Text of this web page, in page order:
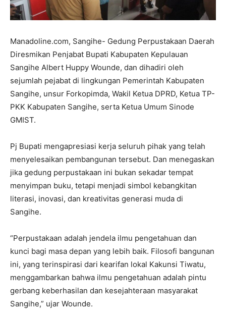
Manadoline.com, Sangihe- Gedung Perpustakaan Daerah
Diresmikan Penjabat Bupati Kabupaten Kepulauan
Sangihe Albert Huppy Wounde, dan dihadiri oleh
sejumlah pejabat di lingkungan Pemerintah Kabupaten
Sangihe, unsur Forkopimda, Wakil Ketua DPRD, Ketua TP-
PKK Kabupaten Sangihe, serta Ketua Umum Sinode
GMIST.
Pj Bupati mengapresiasi kerja seluruh pihak yang telah
menyelesaikan pembangunan tersebut. Dan menegaskan
jika gedung perpustakaan ini bukan sekadar tempat
menyimpan buku, tetapi menjadi simbol kebangkitan
literasi, inovasi, dan kreativitas generasi muda di
Sangihe.
“Perpustakaan adalah jendela ilmu pengetahuan dan
kunci bagi masa depan yang lebih baik. Filosofi bangunan
ini, yang terinspirasi dari kearifan lokal Kakunsi Tiwatu,
menggambarkan bahwa ilmu pengetahuan adalah pintu
gerbang keberhasilan dan kesejahteraan masyarakat
Sangihe,” ujar Wounde.